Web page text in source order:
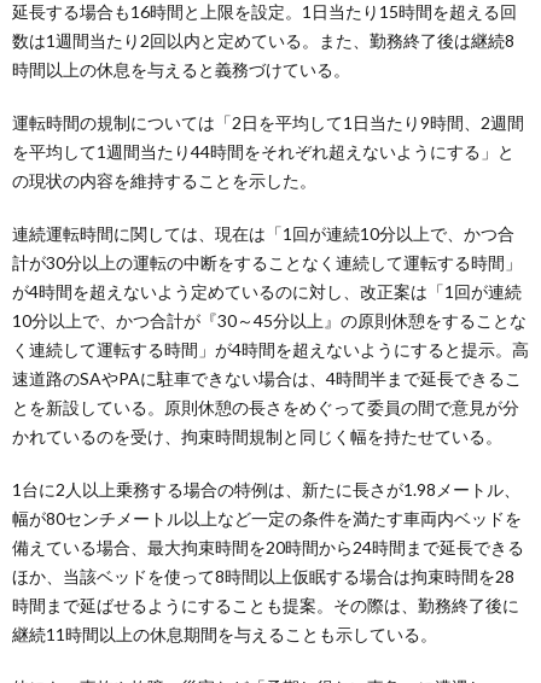
延長する場合も16時間と上限を設定。1日当たり15時間を超える回
数は1週間当たり2回以内と定めている。また、勤務終了後は継続8
時間以上の休息を与えると義務づけている。
運転時間の規制については「2日を平均して1日当たり9時間、2週間
を平均して1週間当たり44時間をそれぞれ超えないようにする」と
の現状の内容を維持することを示した。
連続運転時間に関しては、現在は「1回が連続10分以上で、かつ合
計が30分以上の運転の中断をすることなく連続して運転する時間」
が4時間を超えないよう定めているのに対し、改正案は「1回が連続
10分以上で、かつ合計が『30～45分以上』の原則休憩をすることな
く連続して運転する時間」が4時間を超えないようにすると提示。高
速道路のSAやPAに駐車できない場合は、4時間半まで延長できるこ
とを新設している。原則休憩の長さをめぐって委員の間で意見が分
かれているのを受け、拘束時間規制と同じく幅を持たせている。
1台に2人以上乗務する場合の特例は、新たに長さが1.98メートル、
幅が80センチメートル以上など一定の条件を満たす車両内ベッドを
備えている場合、最大拘束時間を20時間から24時間まで延長できる
ほか、当該ベッドを使って8時間以上仮眠する場合は拘束時間を28
時間まで延ばせるようにすることも提案。その際は、勤務終了後に
継続11時間以上の休息期間を与えることも示している。